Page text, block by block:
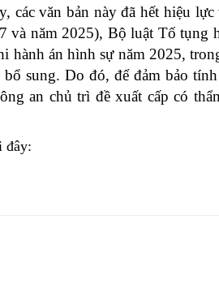
các văn bản này đã hết hiệu
và năm 2025), Bộ luật Tố tụng
hành án hình sự năm 2025,
bổ sung. Do đó, để đảm bảo
an chủ trì đề xuất cấp có
đây: